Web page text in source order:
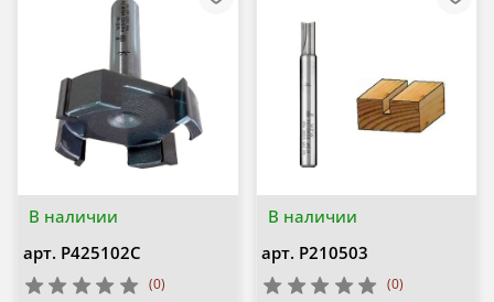
В наличии
арт. P425102C
(0)
В наличии
арт. P210503
(0)